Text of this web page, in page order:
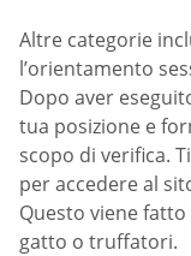
Altre categorie
l’orientamento
Dopo aver
tua posizione e
scopo di verifica.
per accedere al
Questo viene
gatto o truffatori.